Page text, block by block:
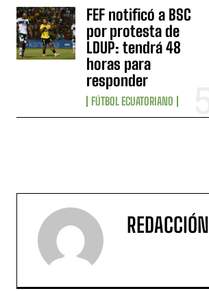
FEF notificó a BSC
por protesta de
LDUP: tendrá 48
horas para
responder
FÚTBOL ECUATORIANO
REDACCIÓN